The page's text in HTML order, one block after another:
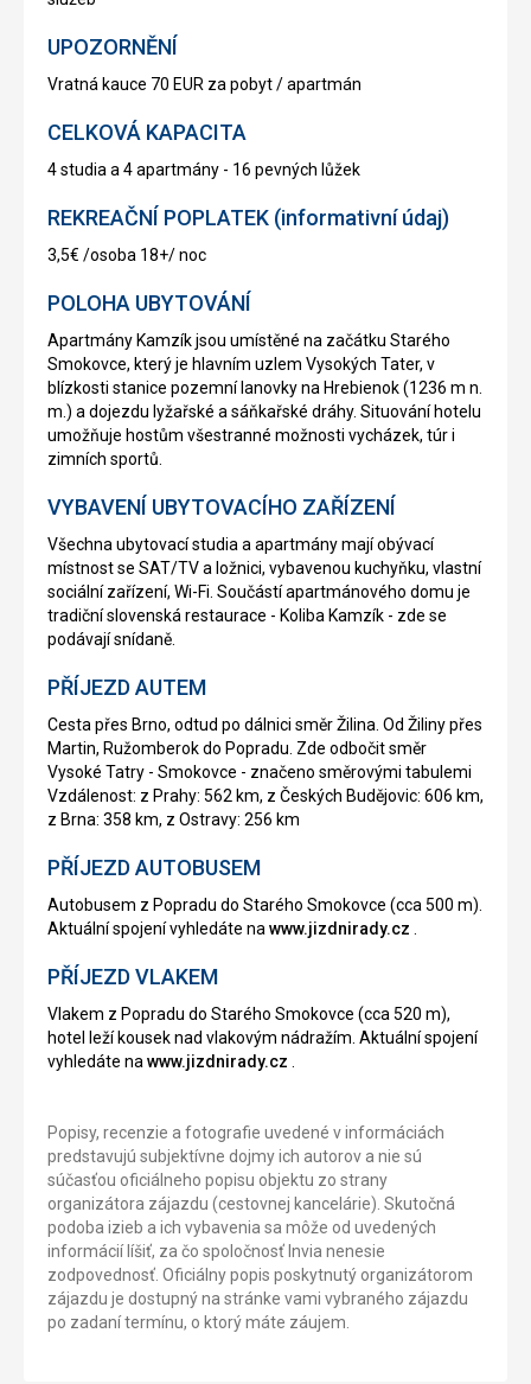
UPOZORNĚNÍ
Vratná kauce 70 EUR za pobyt / apartmán
CELKOVÁ KAPACITA
4 studia a 4 apartmány - 16 pevných lůžek
REKREAČNÍ POPLATEK (informativní údaj)
3,5€ /osoba 18+/ noc
POLOHA UBYTOVÁNÍ
Apartmány Kamzík jsou umístěné na začátku Starého
Smokovce, který je hlavním uzlem Vysokých Tater, v
blízkosti stanice pozemní lanovky na Hrebienok (1236 m n.
m.) a dojezdu lyžařské a sáňkařské dráhy. Situování hotelu
umožňuje hostům všestranné možnosti vycházek, túr i
zimních sportů.
VYBAVENÍ UBYTOVACÍHO ZAŘÍZENÍ
Všechna ubytovací studia a apartmány mají obývací
místnost se SAT/TV a ložnici, vybavenou kuchyňku, vlastní
sociální zařízení, Wi-Fi. Součástí apartmánového domu je
tradiční slovenská restaurace - Koliba Kamzík - zde se
podávají snídaně.
PŘÍJEZD AUTEM
Cesta přes Brno, odtud po dálnici směr Žilina. Od Žiliny přes
Martin, Ružomberok do Popradu. Zde odbočit směr
Vysoké Tatry - Smokovce - značeno směrovými tabulemi
Vzdálenost: z Prahy: 562 km, z Českých Budějovic: 606 km,
z Brna: 358 km, z Ostravy: 256 km
PŘÍJEZD AUTOBUSEM
Autobusem z Popradu do Starého Smokovce (cca 500 m).
Aktuální spojení vyhledáte na www.jizdnirady.cz
PŘÍJEZD VLAKEM
Vlakem z Popradu do Starého Smokovce (cca 520 m),
hotel leží kousek nad vlakovým nádražím. Aktuální spojení
vyhledáte na www.jizdnirady.cz
Popisy, recenzie a fotografie uvedené v informáciách
predstavujú subjektívne dojmy ich autorov a nie sú
súčasťou oficiálneho popisu objektu zo strany
organizátora zájazdu (cestovnej kancelárie). Skutočná
podoba izieb a ich vybavenia sa môže od uvedených
informácií líšiť, za čo spoločnosť Invia nenesie
zodpovednosť. Oficiálny popis poskytnutý organizátorom
zájazdu je dostupný na stránke vami vybraného zájazdu
po zadaní termínu, o ktorý máte záujem.